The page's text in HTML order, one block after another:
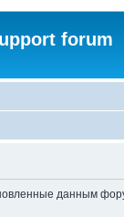
forum
данным